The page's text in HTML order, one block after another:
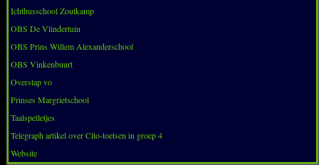
Ichthusschool Zoutkamp
OBS De Vlindertuin
OBS Prins Willem Alexanderschool
OBS Vinkenbuurt
Overstap vo
Prinses Margrietschool
Taalspelletjes
Telegraph artikel over Cito-toetsen in groep 4
Website